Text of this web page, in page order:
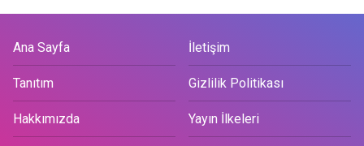
Ana Sayfa İletişim
Tanıtım Gizlilik Politikası
Hakkımızda Yayın İlkeleri